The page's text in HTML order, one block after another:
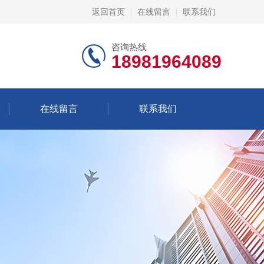
返回首页 在线留言 联系我们
咨询热线
18981964089
在线留言 联系我们